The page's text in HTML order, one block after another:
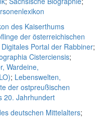
des Kaiserthums
der österreichischen
Digitales Portal der Rabbiner;
Cisterciensis;
Wardeine,
; Lebenswelten,
der ostpreußischen
20. Jahrhundert
deutschen Mittelalters;